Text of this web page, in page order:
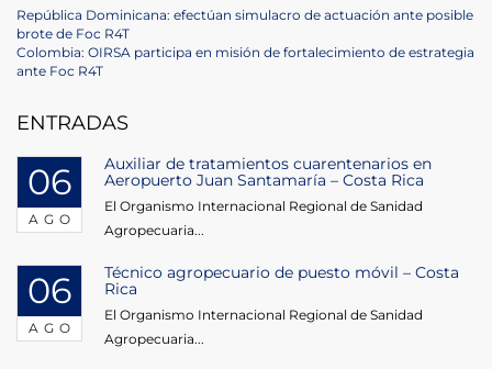
Navegación
de
Previous
Post
República Dominicana: efectúan simulacro de actuación ante posible
brote de Foc R4T
Next
Post
Colombia: OIRSA participa en misión de fortalecimiento de estrategia
ante Foc R4T
ENTRADAS
06
AGO
Auxiliar de tratamientos cuarentenarios en
Aeropuerto Juan Santamaría – Costa Rica
El Organismo Internacional Regional de Sanidad
Agropecuaria...
06
AGO
Técnico agropecuario de puesto móvil – Costa
Rica
El Organismo Internacional Regional de Sanidad
Agropecuaria...